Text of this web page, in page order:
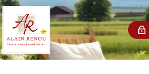
Accueil